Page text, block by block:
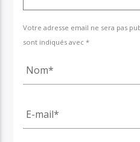
Votre adresse email ne sera pas
sont indiqués avec *